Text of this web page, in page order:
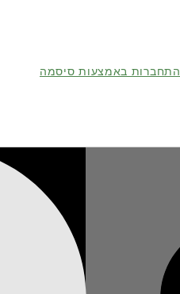
התחברות באמצעות סיסמה